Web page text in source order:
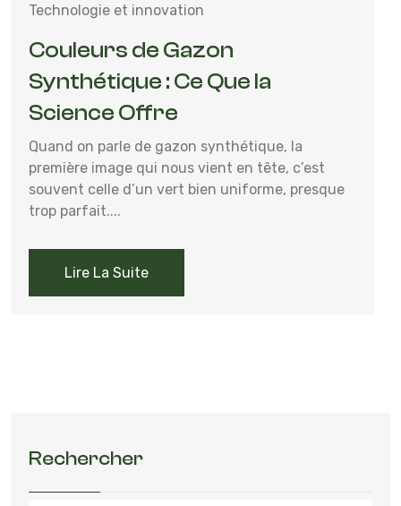
Technologie et innovation
Couleurs de Gazon
Synthétique : Ce Que la
Science Offre
Quand on parle de gazon synthétique, la
première image qui nous vient en tête, c’est
souvent celle d’un vert bien uniforme, presque
trop parfait....
Lire La Suite
Rechercher